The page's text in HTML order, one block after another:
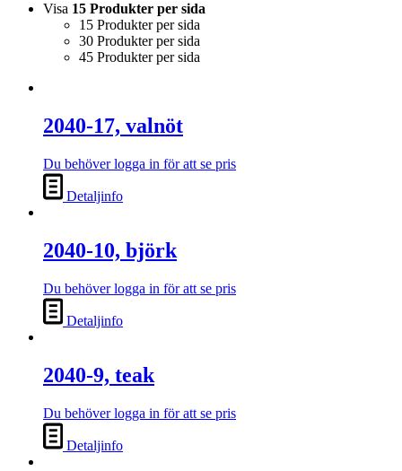
Visa 15 Produkter per sida
15 Produkter per sida
30 Produkter per sida
45 Produkter per sida
2040-17, valnöt
Du behöver logga in för att se pris
Detaljinfo
2040-10, björk
Du behöver logga in för att se pris
Detaljinfo
2040-9, teak
Du behöver logga in för att se pris
Detaljinfo